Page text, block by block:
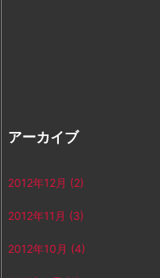
アーカイブ
2012年12月 (2)
2012年11月 (3)
2012年10月 (4)